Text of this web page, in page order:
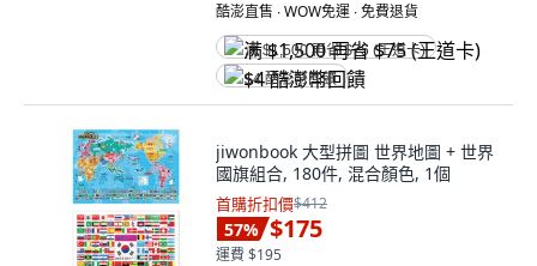
酷澎直售 ∙ WOW免運 ∙ 免費退貨
满 $1,500 再省 $75 (王道卡)
$4 酷澎幣回饋
jiwonbook 大型拼圖 世界地圖 + 世界
國旗組合, 180件, 混合顏色, 1個
首購折扣價$412
57% $175
運費 $195